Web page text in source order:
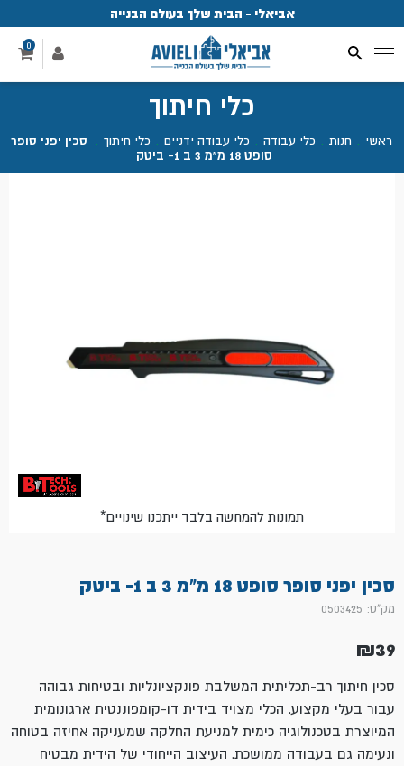
אביאלי - הבית שלך בעולם הבנייה
0
כלי חיתוך
ראשי חנות כלי עבודה כלי עבודה ידניים כלי חיתוך
סכין יפני סופר
סופט 18 מ"מ 3 ב 1- ביטק
סכין יפני סופר סופט 18 מ"מ 3 ב 1- ביטק
מק"ט: 0503425
₪39
סכין חיתוך רב-תכליתית המשלבת פונקציונליות ובטיחות גבוהה
עבור בעלי מקצוע. הכלי מצויד בידית דו-קומפוננטית ארגונומית
המיוצרת בטכנולוגיה כימית למניעת החלקה שמעניקה אחיזה בטוחה
ונעימה גם בעבודה ממושכת. העיצוב הייחודי של הידית מבטיח
*תמונות להמחשה בלבד ייתכנו שינויים